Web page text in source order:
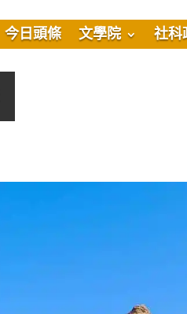
今日頭條 文學院 社科